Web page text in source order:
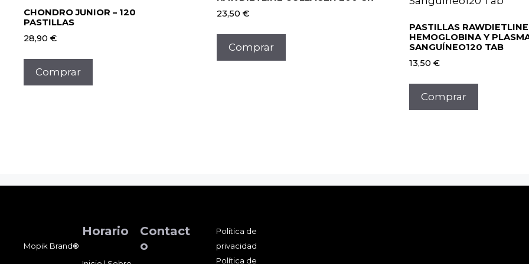
CHONDRO JUNIOR – 120
PASTILLAS
28,90 €
Comprar
23,50 €
Comprar
PASTILLAS RAWDIETLINE
HEMOGLOBINA Y
SANGUÍNEO120 TAB
13,50€
Comprar
Mopik Brand©
Horario
Contact
o
Política de
privacidad
Política de